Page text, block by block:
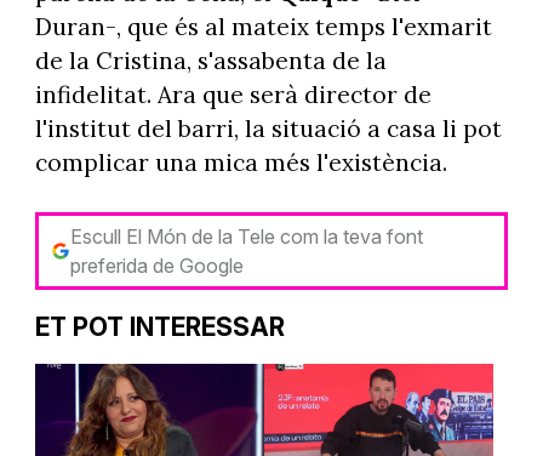
Duran-, que és al mateix temps l'exmarit
de la Cristina, s'assabenta de la
infidelitat. Ara que serà director de
l'institut del barri, la situació a casa li pot
complicar una mica més l'existència.
Escull El Món de la Tele com la teva font
preferida de Google
ET POT INTERESSAR